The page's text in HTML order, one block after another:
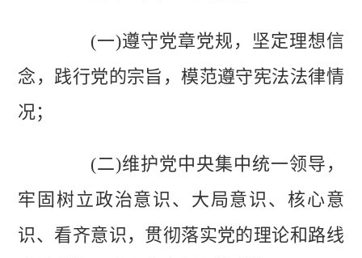
(一)遵守党章党规，坚定理想信
念，践行党的宗旨，模范遵守宪法法律情
况；
(二)维护党中央集中统一领导，
牢固树立政治意识、大局意识、核心意
识、看齐意识，贯彻落实党的理论和路线